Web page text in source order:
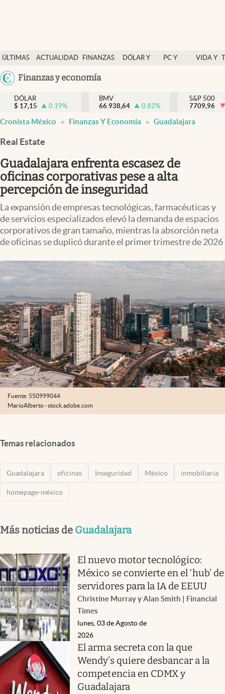
ÚLTIMAS
NOTICIAS
ACTUALIDAD
FINANZAS
DÓLAR Y
PC Y
VIDA Y
México
USA
Finanzas y economía
Actualidad
Finanzas y economía
Dólar y mercados
Pc y celular
Vida y estilo
Tv
Clima
Mediakit
abre en nueva pestaña
México
DÓLAR
$ 17,15 0.19%
BMV
66.938,64
0.82%
S&P 500
7709,96
Cronista México Finanzas Y Economía Guadalajara
Real Estate
Guadalajara enfrenta escasez de
oficinas corporativas pese a alta
percepción de inseguridad
La expansión de empresas tecnológicas, farmacéuticas y
de servicios especializados elevó la demanda de espacios
corporativos de gran tamaño, mientras la absorción neta
de oficinas se duplicó durante el primer trimestre de 2026
Fuente: 550999044
MarioAlberto - stock.adobe.com
Temas relacionados
Guadalajara oficinas Inseguridad México inmobiliaria
homepage-méxico
Más noticias de Guadalajara
El nuevo motor tecnológico:
México se convierte en el ‘hub’ de
servidores para la IA de EEUU
Christine Murray y Alan Smith | Financial
Times
lunes, 03 de Agosto de
2026
El arma secreta con la que
Wendy’s quiere desbancar a la
competencia en CDMX y
Guadalajara